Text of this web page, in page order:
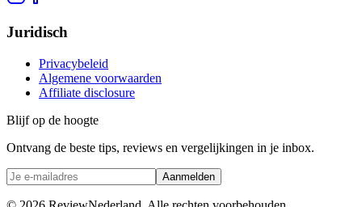
Juridisch
Privacybeleid
Algemene voorwaarden
Affiliate disclosure
Blijf op de hoogte
Ontvang de beste tips, reviews en vergelijkingen in je inbox.
Aanmelden